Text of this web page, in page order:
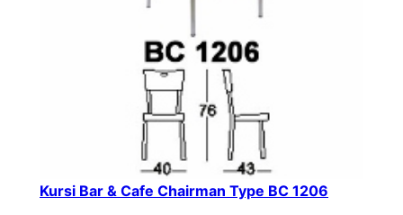
Kursi Bar & Cafe Chairman Type BC 1206